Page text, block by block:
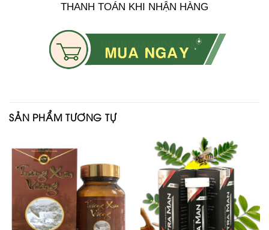
THANH TOÁN KHI NHẬN HÀNG
SẢN PHẨM TƯƠNG TỰ